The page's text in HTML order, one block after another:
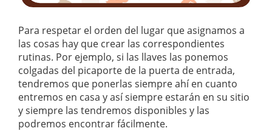
Para respetar el orden del lugar que asignamos a
las cosas hay que crear las correspondientes
rutinas. Por ejemplo, si las llaves las ponemos
colgadas del picaporte de la puerta de entrada,
tendremos que ponerlas siempre ahí en cuanto
entremos en casa y así siempre estarán en su sitio
y siempre las tendremos disponibles y las
podremos encontrar fácilmente.